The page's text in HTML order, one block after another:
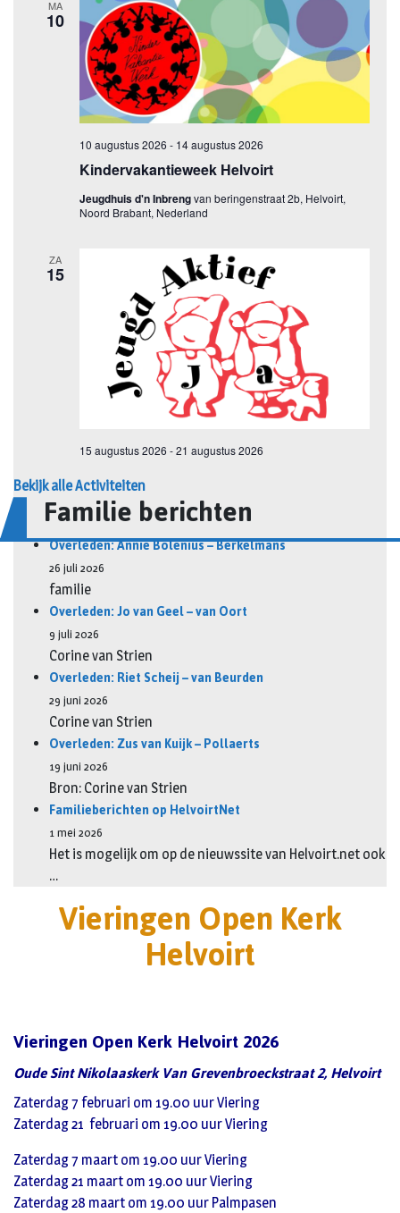
Bekijk alle Activiteiten
Familie berichten
Overleden: Annie Bolenius – Berkelmans
26 juli 2026
familie
Overleden: Jo van Geel – van Oort
9 juli 2026
Corine van Strien
Overleden: Riet Scheij – van Beurden
29 juni 2026
Corine van Strien
Overleden: Zus van Kuijk – Pollaerts
19 juni 2026
Bron: Corine van Strien
Familieberichten op HelvoirtNet
1 mei 2026
Het is mogelijk om op de nieuwssite van Helvoirt.net ook
…
Vieringen Open Kerk
Helvoirt
Vieringen Open Kerk Helvoirt 2026
Oude Sint Nikolaaskerk Van Grevenbroeckstraat 2, Helvoirt
Zaterdag 7 februari om 19.00 uur Viering
Zaterdag 21 februari om 19.00 uur Viering
Zaterdag 7 maart om 19.00 uur Viering
Zaterdag 21 maart om 19.00 uur Viering
Zaterdag 28 maart om 19.00 uur Palmpasen